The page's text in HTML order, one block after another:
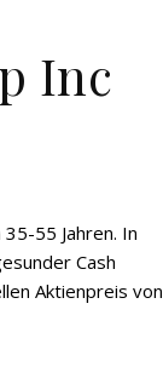
Inc
55 Jahren. In
Cash
Aktienpreis von